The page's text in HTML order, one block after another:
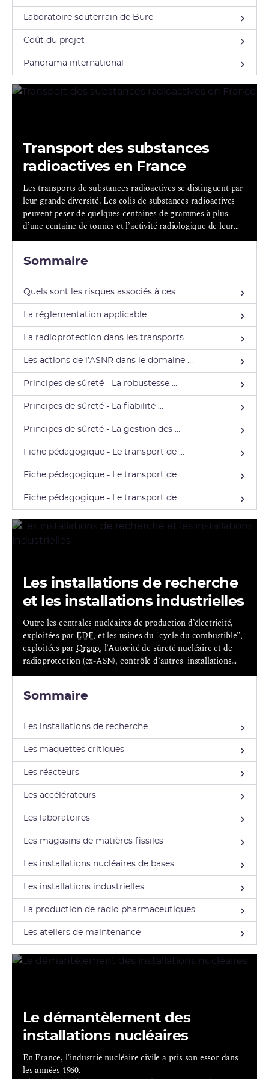
Laboratoire souterrain de Bure
Coût du projet
Panorama international
Transport des substances
radioactives en France
Les transports de substances radioactives se distinguent par
leur grande diversité. Les colis de substances radioactives
peuvent peser de quelques centaines de grammes à plus
d’une centaine de tonnes et l’activité radiologique de leur
contenu peut s’étendre de quelques milliers de becquerels à
combustibles nucléaires irradiés.
Sommaire
Quels sont les risques associés à ces ...
La réglementation applicable
La radioprotection dans les transports
Les actions de l’ASNR dans le domaine ...
Principes de sûreté - La robustesse ...
Principes de sûreté - La fiabilité ...
Principes de sûreté - La gestion des ...
Fiche pédagogique - Le transport de ...
Fiche pédagogique - Le transport de ...
Fiche pédagogique - Le transport de ...
Les installations de recherche
et les installations industrielles
Outre les centrales nucléaires de production d’électricité,
exploitées parEDF, et les usines du "cycle du combustible",
exploitées parOrano, l’Autorité de sûreté nucléaire et de
radioprotection (ex-ASN), contrôle d’autres installations
nucléaires de base (INB), notamment des INB consacrées à
Sommaire
Les installations de recherche
Les maquettes critiques
Les réacteurs
Les accélérateurs
Les laboratoires
Les magasins de matières fissiles
Les installations nucléaires de bases ...
Les installations industrielles ...
La production de radio pharmaceutiques
Les ateliers de maintenance
Le démantèlement des
installations nucléaires
En France, l'industrie nucléaire civile a pris son essor dans
les années 1960.